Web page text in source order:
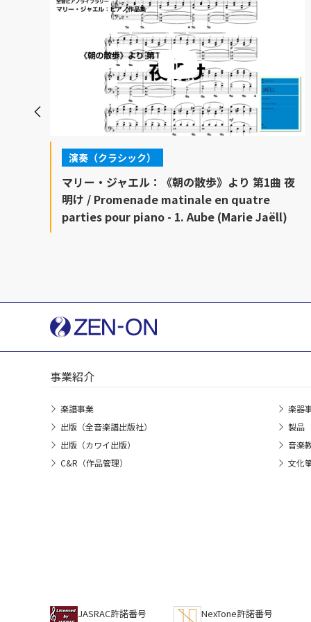
演奏（クラシック）
マリー・ジャエル：《朝の散歩》より 第1曲 夜
明け / Promenade matinale en quatre
parties pour piano - 1. Aube (Marie Jaëll)
事業紹介
楽譜事業
出版（全音楽譜出版社）
出版（カワイ出版）
C&R（作品管理）
楽器
製品
音楽
文化
JASRAC許諾番号
NexTone許諾番号